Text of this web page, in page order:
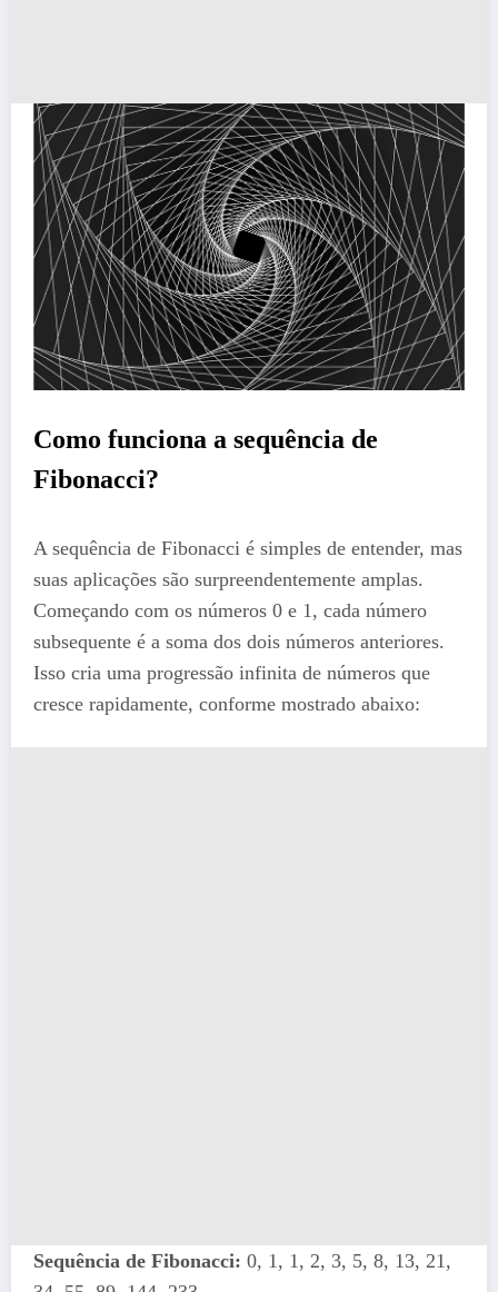
Como funciona a sequência de
Fibonacci?
A sequência de Fibonacci é simples de entender, mas
suas aplicações são surpreendentemente amplas.
Começando com os números 0 e 1, cada número
subsequente é a soma dos dois números anteriores.
Isso cria uma progressão infinita de números que
cresce rapidamente, conforme mostrado abaixo:
Sequência de Fibonacci: 0, 1, 1, 2, 3, 5, 8, 13, 21,